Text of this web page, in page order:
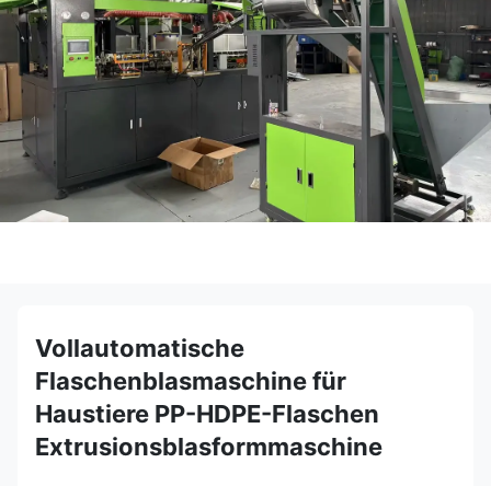
Vollautomatische
Flaschenblasmaschine für
Haustiere PP-HDPE-Flaschen
Extrusionsblasformmaschine